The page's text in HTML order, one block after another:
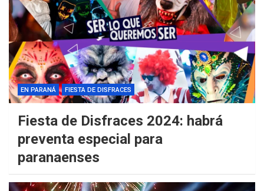
EN PARANÁ FIESTA DE DISFRACES
Fiesta de Disfraces 2024: habrá
preventa especial para
paranaenses